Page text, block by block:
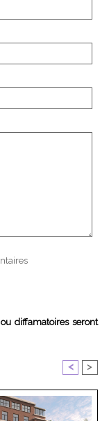
diffamatoires seront
< >